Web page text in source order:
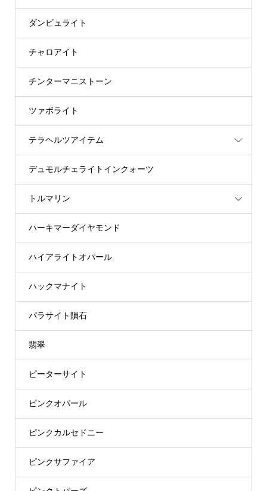
ダンビュライト
チャロアイト
チンターマニストーン
ツァボライト
テラヘルツアイテム
デュモルチェライトインクォーツ
トルマリン
ハーキマーダイヤモンド
ハイアライトオパール
ハックマナイト
パラサイト隕石
翡翠
ピーターサイト
ピンクオパール
ピンクカルセドニー
ピンクサファイア